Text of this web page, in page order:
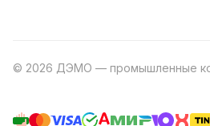
© 2026 ДЭМО — промышленные